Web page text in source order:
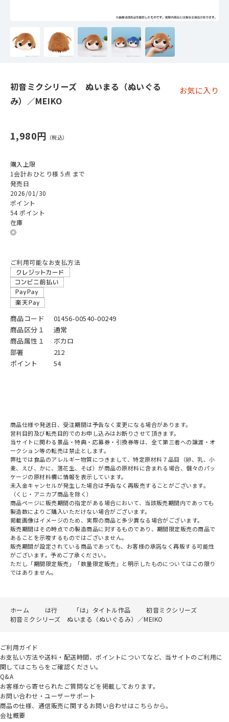
初音ミクシリーズ ぬいまる（ぬいぐる
み）／MEIKO
お気に入り
1,980円
購入上限
1会計おひとり様 5点 まで
発売日
2026/01/30
ポイント
54 ポイント
在庫
◎
ご利用可能なお支払方法
商品コード
01456-00540-00249
商品区分１
通常
商品属性１
ボカロ
部署
212
ポイント
54
商品仕様や発送日、受注期間は予告なく変更になる場合があります。
営利目的及び転売目的でのお申し込みはお断りさせて頂きます。
当サイトに関わる景品・特典・応募券・引換券等は、全て第三者への譲渡・オ
ークション等の転売は禁止とします。
弊社では食品のアレルギー物質につきまして、特定原材料７品目（卵、乳、小
麦、えび、かに、落花生、そば）が商品の原材料に含まれる場合、個々のパッ
ケージの原材料欄に情報を表示しています。
未入金キャンセルが発生した場合は予告なく再販売することがございます。
（くじ・アニカプ商品を除く）
商品ページに販売期間の指定がある場合において、当該販売期間内であっても
製造数によりご購入いただけない場合がございます。
掲載画像はイメージのため、実際の商品と多少異なる場合がございます。
販売期間はその時点での製造商品に対するものであり、期間限定販売の商品で
あることを示唆するものではございません。
販売期間が設定されている商品であっても、お客様の承諾なく再販する可能性
がございます。予めご了承ください。
ただし「期間限定販売」「数量限定販売」と明示したものについてはこの限り
ではありません。
ホーム は行 「は」タイトル作品
初音ミクシリーズ
初音ミクシリーズ ぬいまる（ぬいぐるみ）／MEIKO
ご利用ガイド
お支払い方法や送料・配送時間、ポイントについてなど、当サイトのご利用に
関してはこちらをご確認ください。
Q&A
お客様から寄せられたご質問などを掲載しております。
お問い合わせ・ユーザーサポート
商品の仕様、通信販売に関するお問い合わせはこちらから。
会社概要